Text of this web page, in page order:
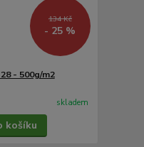
134 Kč
- 25 %
- 500g/m2
skladem
košíku